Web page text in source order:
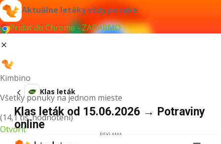
Aktuálne letáky vždy po ruke
Pridať do Chrome - ZADARMO
Kimbino
Všetky ponuky na jednom mieste
(14,1 tis. hodnotení)
Otvoriť
Klas leták
Klas leták od 15.06.2026 → Potraviny
online
REKLAMA